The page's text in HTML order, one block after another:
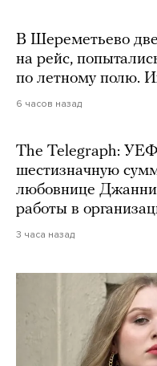
В Шереметьево
на рейс,
по летному полю.
6 часов назад
The Telegraph:
шестизначную
любовнице
работы в
3 часа назад